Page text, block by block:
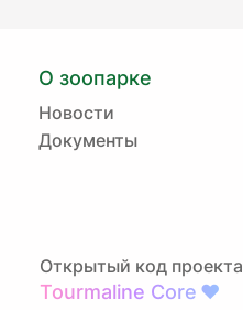
О зоопарке
Новости
Документы
Открытый код проекта
Tourmaline Core ❤